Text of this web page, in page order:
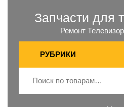
Запчасти для
Ремонт
РУБРИКИ